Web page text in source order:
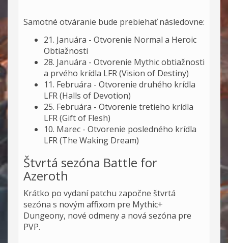
Samotné otváranie bude prebiehať následovne:
21. Januára - Otvorenie Normal a Heroic
Obtiažnosti
28. Januára - Otvorenie Mythic obtiažnosti
a prvého krídla LFR (Vision of Destiny)
11. Februára - Otvorenie druhého krídla
LFR (Halls of Devotion)
25. Februára - Otvorenie tretieho krídla
LFR (Gift of Flesh)
10. Marec - Otvorenie posledného krídla
LFR (The Waking Dream)
Štvrtá sezóna Battle for
Azeroth
Krátko po vydaní patchu započne štvrtá
sezóna s novým affixom pre Mythic+
Dungeony, nové odmeny a nová sezóna pre
PVP.